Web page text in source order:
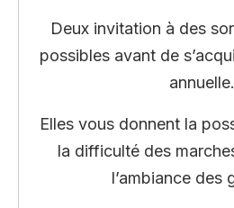
Deux invitation à des
possibles avant de
annuelle.
Elles vous donnent la
la difficulté des
l’ambiance des